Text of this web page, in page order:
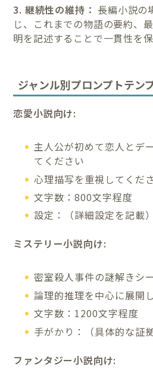
3. 継続性の維持： 長編小説の
じ、これまでの物語の要約、
明を記述することで一貫性を保
ジャンル別プロンプトテン
恋愛小説向け:
主人公が初めて恋人とデ
てください
心理描写を重視してくだ
文字数：800文字程度
設定：（詳細設定を記載）
ミステリー小説向け:
密室殺人事件の謎解きシ
論理的推理を中心に展開
文字数：1200文字程度
手がかり：（具体的な証
ファンタジー小説向け: